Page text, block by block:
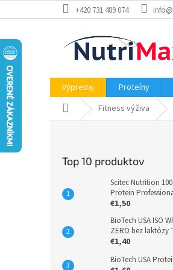
na
+420 731 489 074
Výpredaj Proteíny
DomovFitness výživa
Top 10 produktov
Scitec Nutrition
Protein
€1,50
BioTech USA ISO
ZERO bez laktózy
€1,40
BioTech USA